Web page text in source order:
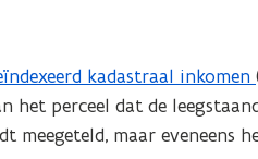
kadastraal inkomen
het perceel dat de
maar eveneens